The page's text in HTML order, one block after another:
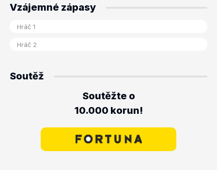
Vzájemné zápasy
Soutěž
Soutěžte o
10.000 korun!